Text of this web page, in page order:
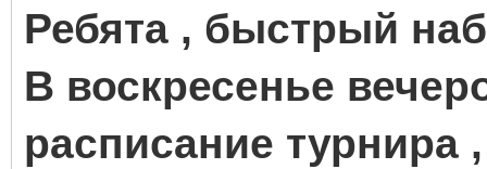
Ребята , быстрый
В воскресенье
расписание турнира